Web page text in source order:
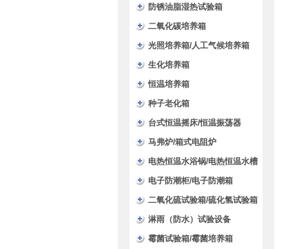
防锈油脂湿热试验箱
二氧化碳培养箱
光照培养箱/人工气候培养箱
生化培养箱
恒温培养箱
种子老化箱
台式恒温摇床/恒温振荡器
马弗炉/箱式电阻炉
电热恒温水浴锅/电热恒温水槽
电子防潮柜/电子防潮箱
二氧化硫试验箱/硫化氢试验箱
淋雨（防水）试验设备
霉菌试验箱/霉菌培养箱